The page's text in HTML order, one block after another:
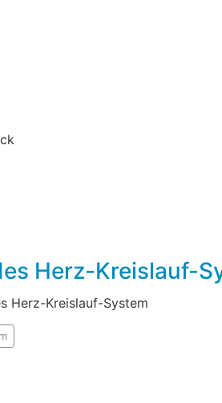
Herz-Kreislauf-
Herz-Kreislauf-System